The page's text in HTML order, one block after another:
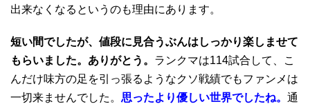
出来なくなるというのも理由にあります。
短い間でしたが、値段に見合うぶんはしっかり楽しませて
もらいました。ありがとう。 ランクマは114試合して、こ
んだけ味方の足を引っ張るようなクソ戦績でもファンメは
一切来ませんでした。 思ったより優しい世界でしたね。 通